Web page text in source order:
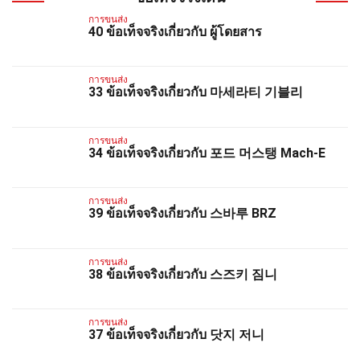
การขนส่ง
40 ข้อเท็จจริงเกี่ยวกับ ผู้โดยสาร
การขนส่ง
33 ข้อเท็จจริงเกี่ยวกับ 마세라티 기블리
การขนส่ง
34 ข้อเท็จจริงเกี่ยวกับ 포드 머스탱 Mach-E
การขนส่ง
39 ข้อเท็จจริงเกี่ยวกับ 스바루 BRZ
การขนส่ง
38 ข้อเท็จจริงเกี่ยวกับ 스즈키 짐니
การขนส่ง
37 ข้อเท็จจริงเกี่ยวกับ 닷지 저니